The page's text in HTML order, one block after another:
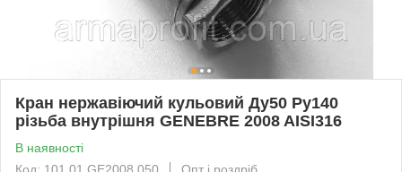
Кран нержавіючий кульовий Ду50 Ру140
різьба внутрішня GENEBRE 2008 AISI316
В наявності
Код: 101.01.GE2008.050
Опт і роздріб